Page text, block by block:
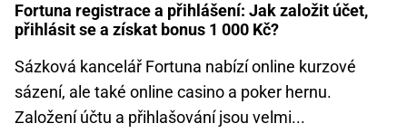
Fortuna registrace a přihlášení: Jak založit účet,
přihlásit se a získat bonus 1 000 Kč?
Sázková kancelář Fortuna nabízí online kurzové
sázení, ale také online casino a poker hernu.
Založení účtu a přihlašování jsou velmi...